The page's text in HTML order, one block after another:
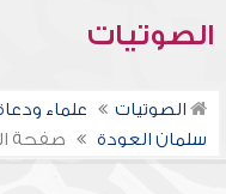
الصوتيات
الصوتيات علماء
سلمان العودة
صفحة